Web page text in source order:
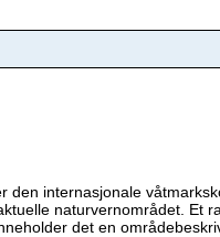
internasjonale
naturvernområdet. Et
det en